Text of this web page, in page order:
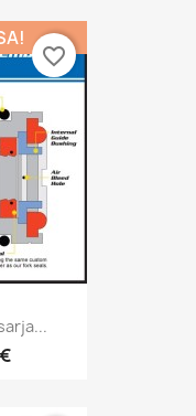
favorite_border